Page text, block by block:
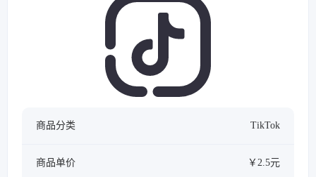
商品分类 TikTok
商品单价 ￥2.5元